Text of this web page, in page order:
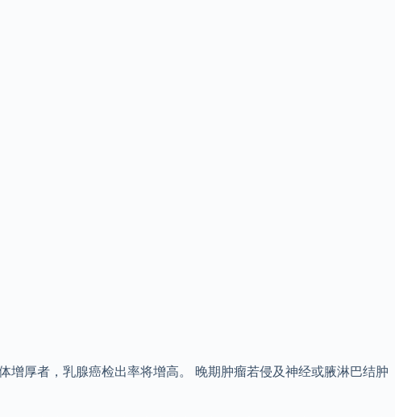
厚者，乳腺癌检出率将增高。 晚期肿瘤若侵及神经或腋淋巴结肿